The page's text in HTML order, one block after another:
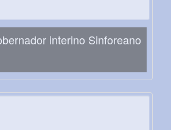
interino Sinforeano